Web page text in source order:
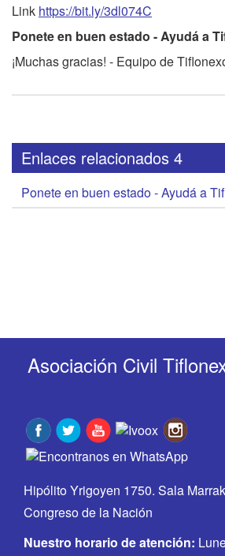
Link https://bit.ly/3dl074C
Ponete en buen estado - Ayudá a
¡Muchas gracias! - Equipo de
Enlaces relacionados 4
Ponete en buen estado - Ayudá a
Asociación Civil
Hipólito Yrigoyen 1750. Sala
Congreso de la Nación
Nuestro horario de atención: